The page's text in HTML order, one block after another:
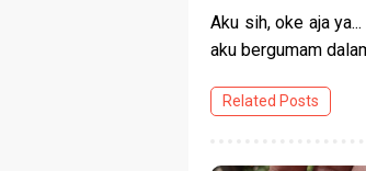
Aku sih, oke aja
aku bergumam
Related Posts